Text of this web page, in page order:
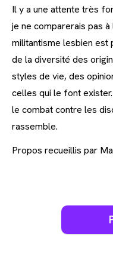
Il y a une attente très
je ne comparerais pas
militantisme lesbien est
de la diversité des
styles de vie, des
celles qui le font
le combat contre les
rassemble.
Propos recueillis par